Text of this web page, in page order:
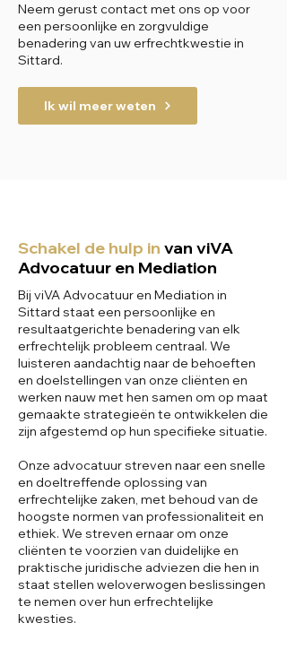
Neem gerust contact met ons op voor
een persoonlijke en zorgvuldige
benadering van uw erfrechtkwestie in
Sittard.
Ik wil meer weten
Schakel de hulp in van viVA
Advocatuur en Mediation
Bij viVA Advocatuur en Mediation in
Sittard staat een persoonlijke en
resultaatgerichte benadering van elk
erfrechtelijk probleem centraal. We
luisteren aandachtig naar de behoeften
en doelstellingen van onze cliënten en
werken nauw met hen samen om op maat
gemaakte strategieën te ontwikkelen die
zijn afgestemd op hun specifieke situatie.
Onze advocatuur streven naar een snelle
en doeltreffende oplossing van
erfrechtelijke zaken, met behoud van de
hoogste normen van professionaliteit en
ethiek. We streven ernaar om onze
cliënten te voorzien van duidelijke en
praktische juridische adviezen die hen in
staat stellen weloverwogen beslissingen
te nemen over hun erfrechtelijke
kwesties.